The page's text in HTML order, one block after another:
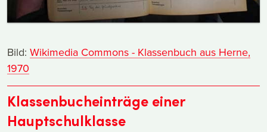
Bild: Wikimedia Commons - Klassenbuch aus Herne,
1970
Klassenbucheinträge einer
Hauptschulklasse